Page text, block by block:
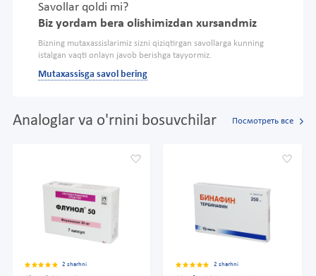
Savollar qoldi mi?
Biz yordam bera olishimizdan xursandmiz
Bizning mutaxassislarimiz sizni qiziqtirgan savollarga kunning
istalgan vaqti onlayn javob berishga tayyormiz.
Mutaxassisga savol bering
Analoglar va o'rnini bosuvchilar Посмотреть все
2 sharhni 2 sharhni